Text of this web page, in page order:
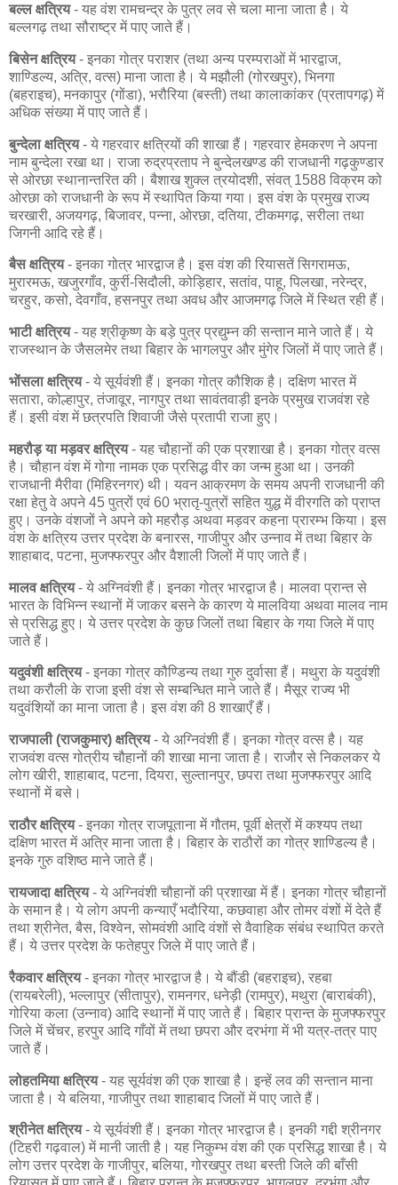
बल्ल क्षत्रिय- यह वंश रामचन्द्र के पुत्र लव से चला माना जाता है। ये
बल्लगढ़ तथा सौराष्ट्र में पाए जाते हैं।
बिसेन क्षत्रिय- इनका गोत्र पराशर (तथा अन्य परम्पराओं में भारद्वाज,
शाण्डिल्य, अत्रि, वत्स) माना जाता है। ये मझौली (गोरखपुर), भिनगा
(बहराइच), मनकापुर (गोंडा), भरौरिया (बस्ती) तथा कालाकांकर (प्रतापगढ़) में
अधिक संख्या में पाए जाते हैं।
बुन्देला क्षत्रिय- ये गहरवार क्षत्रियों की शाखा हैं। गहरवार हेमकरण ने अपना
नाम बुन्देला रखा था। राजा रुद्रप्रताप ने बुन्देलखण्ड की राजधानी गढ़कुण्डार
से ओरछा स्थानान्तरित की। बैशाख शुक्ल त्रयोदशी, संवत् 1588 विक्रम को
ओरछा को राजधानी के रूप में स्थापित किया गया। इस वंश के प्रमुख राज्य
चरखारी, अजयगढ़, बिजावर, पन्ना, ओरछा, दतिया, टीकमगढ़, सरीला तथा
जिगनी आदि रहे हैं।
बैस क्षत्रिय- इनका गोत्र भारद्वाज है। इस वंश की रियासतें सिगरामऊ,
मुरारमऊ, खजुरगाँव, कुर्री-सिदौली, कोड़िहार, सतांव, पाहू, पिलखा, नरेन्द्र,
चरहुर, कसो, देवगाँव, हसनपुर तथा अवध और आजमगढ़ जिले में स्थित रही हैं।
भाटी क्षत्रिय- यह श्रीकृष्ण के बड़े पुत्र प्रद्युम्न की सन्तान माने जाते हैं। ये
राजस्थान के जैसलमेर तथा बिहार के भागलपुर और मुंगेर जिलों में पाए जाते हैं।
भोंसला क्षत्रिय- ये सूर्यवंशी हैं। इनका गोत्र कौशिक है। दक्षिण भारत में
सतारा, कोल्हापुर, तंजावूर, नागपुर तथा सावंतवाड़ी इनके प्रमुख राजवंश रहे
हैं। इसी वंश में छत्रपति शिवाजी जैसे प्रतापी राजा हुए।
महरौड़ या मड़वर क्षत्रिय- यह चौहानों की एक प्रशाखा है। इनका गोत्र वत्स
है। चौहान वंश में गोगा नामक एक प्रसिद्ध वीर का जन्म हुआ था। उनकी
राजधानी मैरीवा (मिहिरनगर) थी। यवन आक्रमण के समय अपनी राजधानी की
रक्षा हेतु वे अपने 45 पुत्रों एवं 60 भ्रातृ-पुत्रों सहित युद्ध में वीरगति को प्राप्त
हुए। उनके वंशजों ने अपने को महरौड़ अथवा मड़वर कहना प्रारम्भ किया। इस
वंश के क्षत्रिय उत्तर प्रदेश के बनारस, गाजीपुर और उन्नाव में तथा बिहार के
शाहाबाद, पटना, मुजफ्फरपुर और वैशाली जिलों में पाए जाते हैं।
मालव क्षत्रिय- ये अग्निवंशी हैं। इनका गोत्र भारद्वाज है। मालवा प्रान्त से
भारत के विभिन्न स्थानों में जाकर बसने के कारण ये मालविया अथवा मालव नाम
से प्रसिद्ध हुए। ये उत्तर प्रदेश के कुछ जिलों तथा बिहार के गया जिले में पाए
जाते हैं।
यदुवंशी क्षत्रिय- इनका गोत्र कौण्डिन्य तथा गुरु दुर्वासा हैं। मथुरा के यदुवंशी
तथा करौली के राजा इसी वंश से सम्बन्धित माने जाते हैं। मैसूर राज्य भी
यदुवंशियों का माना जाता है। इस वंश की 8 शाखाएँ हैं।
राजपाली (राजकुमार) क्षत्रिय- ये अग्निवंशी हैं। इनका गोत्र वत्स है। यह
राजवंश वत्स गोत्रीय चौहानों की शाखा माना जाता है। राजौर से निकलकर ये
लोग खीरी, शाहाबाद, पटना, दियरा, सुल्तानपुर, छपरा तथा मुजफ्फरपुर आदि
स्थानों में बसे।
राठौर क्षत्रिय- इनका गोत्र राजपूताना में गौतम, पूर्वी क्षेत्रों में कश्यप तथा
दक्षिण भारत में अत्रि माना जाता है। बिहार के राठौरों का गोत्र शाण्डिल्य है।
इनके गुरु वशिष्ठ माने जाते हैं।
रायजादा क्षत्रिय- ये अग्निवंशी चौहानों की प्रशाखा में हैं। इनका गोत्र चौहानों
के समान है। ये लोग अपनी कन्याएँ भदौरिया, कछवाहा और तोमर वंशों में देते हैं
तथा श्रीनेत, बैस, विश्वेन, सोमवंशी आदि वंशों से वैवाहिक संबंध स्थापित करते
हैं। ये उत्तर प्रदेश के फतेहपुर जिले में पाए जाते हैं।
रैकवार क्षत्रिय- इनका गोत्र भारद्वाज है। ये बौंडी (बहराइच), रहबा
(रायबरेली), भल्लापुर (सीतापुर), रामनगर, धनेड़ी (रामपुर), मथुरा (बाराबंकी),
गोरिया कला (उन्नाव) आदि स्थानों में पाए जाते हैं। बिहार प्रान्त के मुजफ्फरपुर
जिले में चेंचर, हरपुर आदि गाँवों में तथा छपरा और दरभंगा में भी यत्र-तत्र पाए
जाते हैं।
लोहतमिया क्षत्रिय- यह सूर्यवंश की एक शाखा है। इन्हें लव की सन्तान माना
जाता है। ये बलिया, गाजीपुर तथा शाहाबाद जिलों में पाए जाते हैं।
श्रीनेत क्षत्रिय- ये सूर्यवंशी हैं। इनका गोत्र भारद्वाज है। इनकी गद्दी श्रीनगर
(टिहरी गढ़वाल) में मानी जाती है। यह निकुम्भ वंश की एक प्रसिद्ध शाखा है। ये
लोग उत्तर प्रदेश के गाजीपुर, बलिया, गोरखपुर तथा बस्ती जिले की बाँसी